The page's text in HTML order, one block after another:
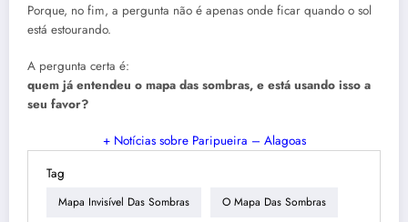
Porque, no fim, a pergunta não é apenas onde ficar quando o sol
está estourando.
A pergunta certa é:
quem já entendeu o mapa das sombras, e está usando isso a
seu favor?
+ Notícias sobre Paripueira – Alagoas
Tag
Mapa Invisível Das Sombras O Mapa Das Sombras